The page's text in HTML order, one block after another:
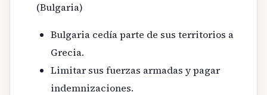
(Bulgaria)
Bulgaria cedía parte de sus territorios a
Grecia.
Limitar sus fuerzas armadas y pagar
indemnizaciones.